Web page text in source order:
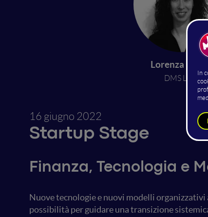
Lorenza Agosti
DMS Labs
16 giugno 2022
Startup Stage
Finanza, Tecnologia e
Nuove tecnologie e nuovi modelli
possibilità per guidare una transizione